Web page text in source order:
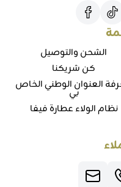
الشحن والتوصيل
كن شريكنا
العنوان الوطني الخاص
بي
نظام الولاء عطارة فيفا